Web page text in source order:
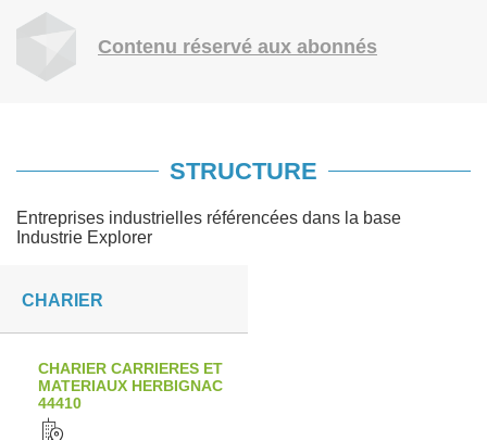
Contenu réservé aux abonnés
STRUCTURE
Entreprises industrielles référencées dans la base
Industrie Explorer
CHARIER
CHARIER CARRIERES ET
MATERIAUX HERBIGNAC
44410